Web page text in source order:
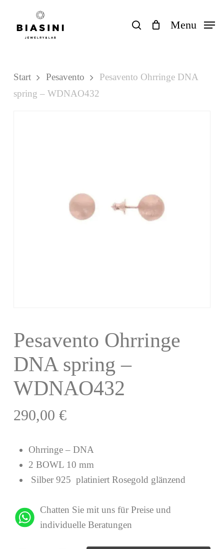
search Menu
Einkaufswagen
Close
Cart
Start Pesavento
Pesavento Ohrringe DNA
spring – WDNAO432
Pesavento Ohrringe
DNA spring –
WDNAO432
290,00 €
Ohrringe – DNA
2 BOWL 10 mm
Silber 925 platiniert Rosegold glänzend
Chatten Sie mit uns für Preise und
individuelle Beratungen